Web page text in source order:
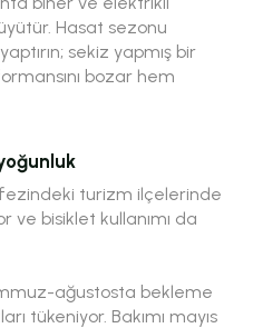
Hasat sezonu
sekiz yapmış bir
bozar hem
turizm ilçelerinde
ve bisiklet kullanımı da
ağustosta bekleme
tükeniyor. Bakımı mayıs